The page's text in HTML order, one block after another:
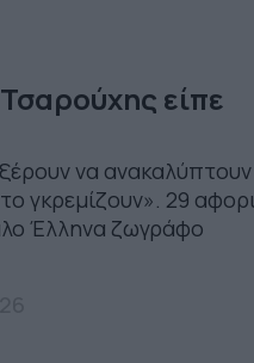
είπε
να
γκρεμίζουν». 29
Έλληνα ζωγράφο